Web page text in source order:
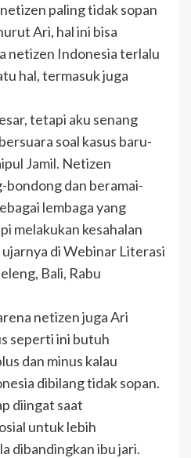
paling tidak sopan
Ari, hal ini bisa
netizen Indonesia terlalu
hal, termasuk juga
tetapi aku senang
soal kasus baru-
Jamil. Netizen
dan beramai-
lembaga yang
melakukan kesahalan
ujarnya di Webinar Literasi
Bali, Rabu
netizen juga Ari
seperti ini butuh
dan minus kalau
dibilang tidak sopan.
diingat saat
untuk lebih
dibandingkan ibu jari.